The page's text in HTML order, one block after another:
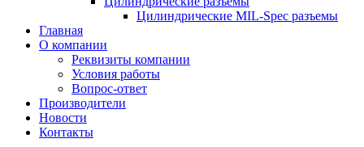
Цилиндрические MIL-Spec разъемы
Главная
О компании
Реквизиты компании
Условия работы
Вопрос-ответ
Производители
Новости
Контакты